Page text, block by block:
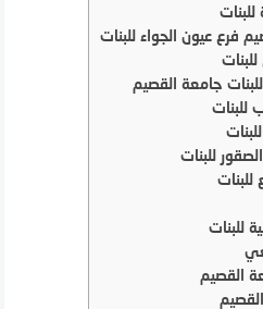
فرع عيون الجواء للبنات
جامعة القصيم
للبنات
للبنات
للبنات
القصيم